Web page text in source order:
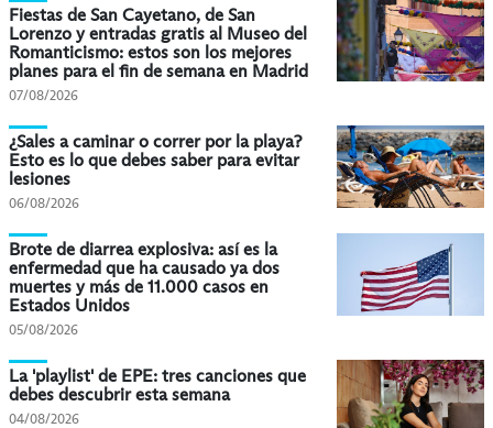
Fiestas de San Cayetano, de San
Lorenzo y entradas gratis al Museo del
Romanticismo: estos son los mejores
planes para el fin de semana en Madrid
07/08/2026
¿Sales a caminar o correr por la playa?
Esto es lo que debes saber para evitar
lesiones
06/08/2026
Brote de diarrea explosiva: así es la
enfermedad que ha causado ya dos
muertes y más de 11.000 casos en
Estados Unidos
05/08/2026
La 'playlist' de EPE: tres canciones que
debes descubrir esta semana
04/08/2026